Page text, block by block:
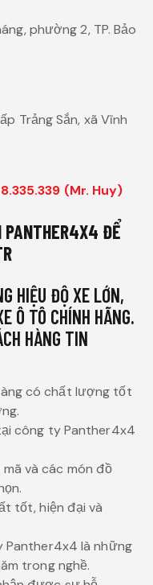
phường 2, TP. Bảo
Trảng Sắn, xã Vĩnh
(Mr. Huy)
PANTHER4X4 ĐỂ
HIỆU ĐỘ XE LỚN,
Ô TÔ CHÍNH HÃNG.
HÀNG TIN
có chất lượng tốt
công ty Panther4x4
và các món đồ
tốt, hiện đại và
Panther4x4 là những
trong nghề.